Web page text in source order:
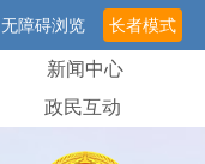
无障碍浏览 长者模式
新闻中心
政民互动